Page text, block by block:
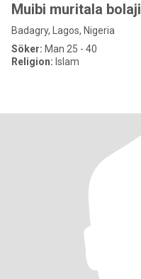
Muibi muritala bolaji
Badagry, Lagos, Nigeria
Söker: Man 25 - 40
Religion: Islam